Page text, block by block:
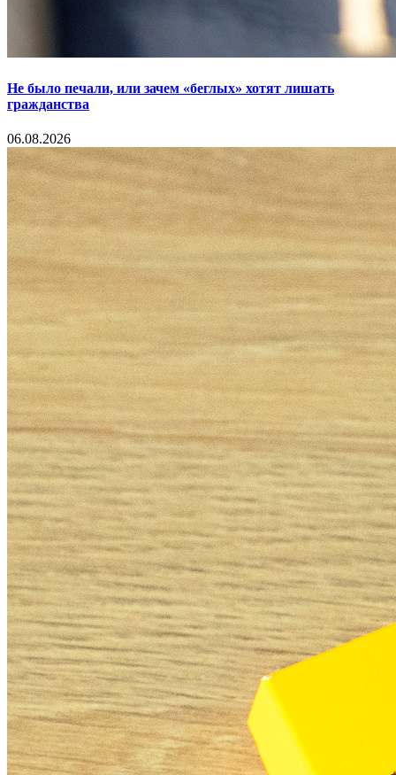
Не было печали, или зачем «беглых» хотят лишать
гражданства
06.08.2026